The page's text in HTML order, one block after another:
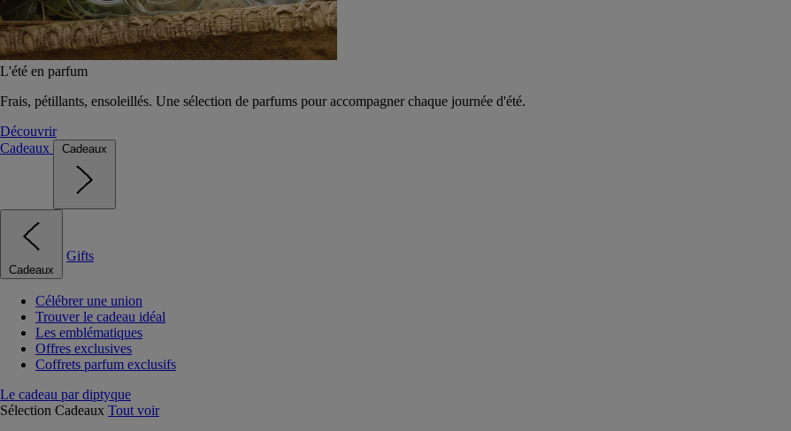
L'été en parfum
Frais, pétillants, ensoleillés. Une sélection de parfums pour accompagner chaque journée d'été.
Découvrir
Cadeaux
Cadeaux
Cadeaux
Gifts
Célébrer une union
Trouver le cadeau idéal
Les emblématiques
Offres exclusives
Coffrets parfum exclusifs
Le cadeau par diptyque
Sélection Cadeaux Tout voir